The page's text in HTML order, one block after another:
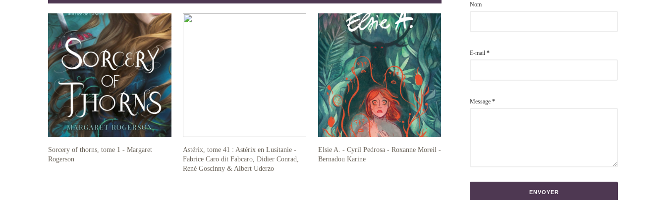
Sorcery of thorns, tome 1 - Margaret
Rogerson
Astérix, tome 41 : Astérix en Lusitanie -
Fabrice Caro dit Fabcaro, Didier Conrad,
René Goscinny & Albert Uderzo
Elsie A. - Cyril Pedrosa - Roxanne Moreil -
Bernadou Karine
Nom
E-mail *
Message *